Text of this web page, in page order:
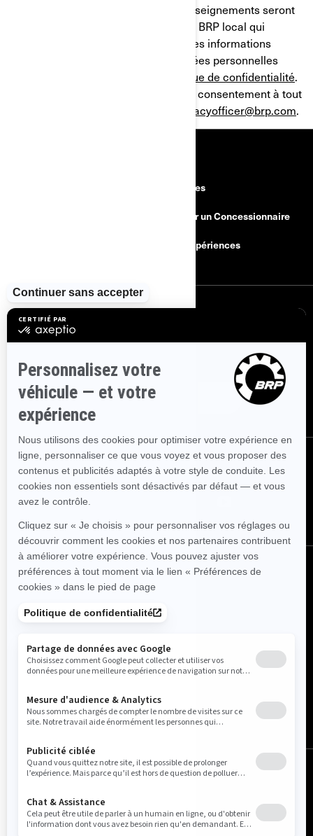
En soumettant ce formulaire, vos renseignements seront
partagés avec votre concessionnaire BRP local qui
communiquera ensuite avec vous. Des informations
détaillées sur le traitement des données personnelles
Politique de confidentialité.
Vous pouvez retirer ou modifier votre consentement à tout
privacyofficer@brp.com.
Carrières
Devenir un Concessionnaire
BRP Expériences
S'INSCRIRE
Inscrivez-vous à nos courriels.Recevez les dernières nouvelles, les
ABONNEZ-VOUS
SUIVEZ NOUS
Canada (français)
© BRP 2003-2026
Avis légal
Politique de confidentialité